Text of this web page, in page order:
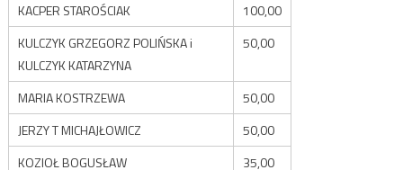
KACPER STAROŚCIAK
100,00
KULCZYK GRZEGORZ POLIŃSKA i
KULCZYK KATARZYNA
50,00
MARIA KOSTRZEWA
50,00
JERZY T MICHAJŁOWICZ
50,00
KOZIOŁ BOGUSŁAW
35,00